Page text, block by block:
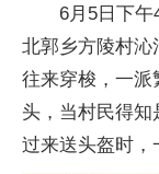
6月5日下
北郭乡方陵村沁
往来穿梭，一派
头，当村民得知
过来送头盔时，